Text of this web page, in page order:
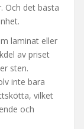
Och det bästa
laminat eller
av priset
sten.
inte bara
vilket
och